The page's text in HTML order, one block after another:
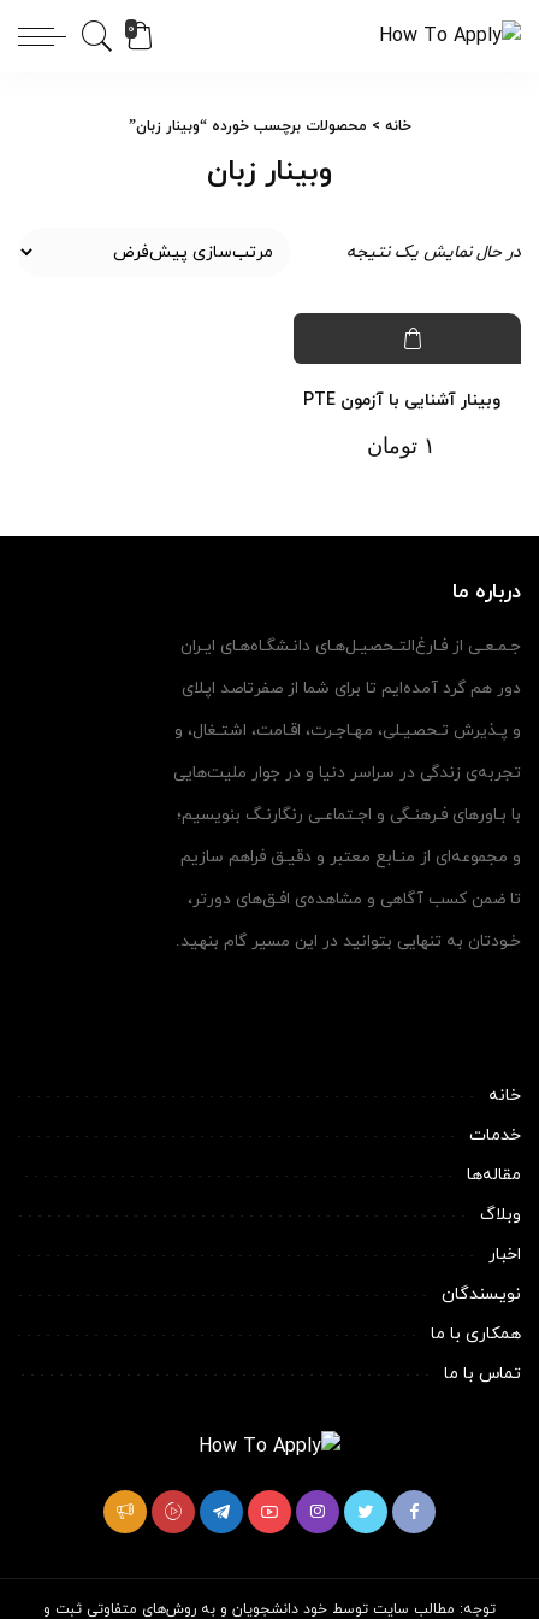
0
خانه > محصولات برچسب خورده “وبینار زبان”
وبینار زبان
در حال نمایش یک نتیجه
وبینار آشنایی با آزمون PTE
۱ تومان
درباره ما
جـمـعـی از فـارغ‌التـحصیـل‌هـای دانـشگـاه‌هـای ایـران
دور هم گرد آمده‌ایم تا برای شما از صفرتاصد اپلای
و پـذیرش تـحصیـلی، مهـاجـرت، اقـامت، اشتـغال، و
تجربه‌ی زندگی در سراسر دنیا و در جوار ملیت‌هایی
با بـاورهای فـرهنـگی و اجـتماعـی رنگارنـگ بنویسیم؛
و مجموعه‌ای از منـابع معتبر و دقیـق فراهم سازیم
تا ضمن کسب آگاهی و مشاهده‌ی افـق‌های دورتر،
خـودتان به تنهایی بتوانید در این مسیر گام بنهید.
خانه
خدمات
مقاله‌ها
وبلاگ
اخبار
نویسندگان
همکاری با ما
تماس با ما
توجه: مطالب سایت توسط خود دانشجویان و به روش‌های متفاوتی ثبت و